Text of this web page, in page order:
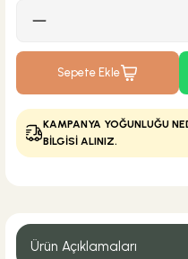
Sepete Ekle
KAMPANYA YOĞUNLUĞU
BİLGİSİ ALINIZ.
Ürün Açıklamaları